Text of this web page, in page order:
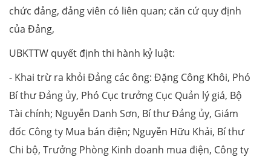
chức đảng, đảng viên có liên quan; căn cứ quy định
của Đảng,
UBKTTW quyết định thi hành kỷ luật:
- Khai trừ ra khỏi Đảng các ông: Đặng Công Khôi, Phó
Bí thư Đảng ủy, Phó Cục trưởng Cục Quản lý giá, Bộ
Tài chính; Nguyễn Danh Sơn, Bí thư Đảng ủy, Giám
đốc Công ty Mua bán điện; Nguyễn Hữu Khải, Bí thư
Chi bộ, Trưởng Phòng Kinh doanh mua điện, Công ty